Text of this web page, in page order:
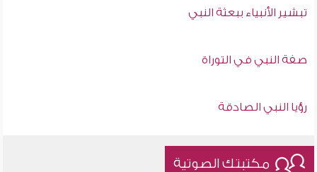
تبشير الأنبياء ببعثة النبي
صفة النبي في التوراة
رؤيا النبي الصادقة
مكتبتك الصوتية